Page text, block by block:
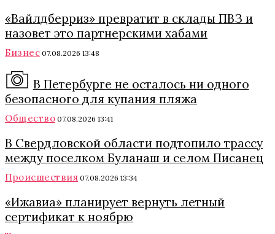
«Вайлдберриз» превратит в склады ПВЗ и
назовет это партнерскими хабами
Бизнес 07.08.2026 13:48
В Петербурге не осталось ни одного
безопасного для купания пляжа
Общество 07.08.2026 13:41
В Свердловской области подтопило трассу
между поселком Буланаш и селом Писанец
Происшествия 07.08.2026 13:34
«Ижавиа» планирует вернуть летный
сертификат к ноябрю